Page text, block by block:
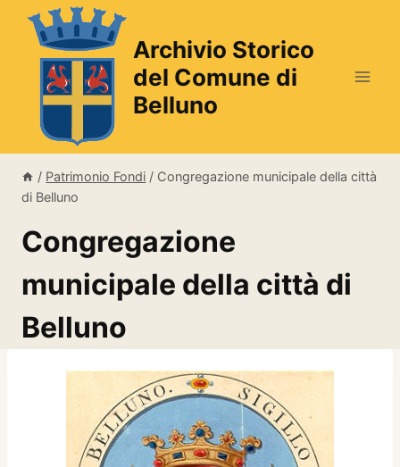
Salta
contenuto
Archivio Storico
del Comune di
Belluno
/ Patrimonio Fondi / Congregazione municipale della città
di Belluno
Congregazione
municipale della città di
Belluno